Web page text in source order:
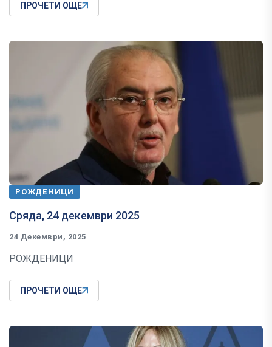
ПРОЧЕТИ ОЩЕ
РОЖДЕНИЦИ
Сряда, 24 декември 2025
24 Декември, 2025
РОЖДЕНИЦИ
ПРОЧЕТИ ОЩЕ